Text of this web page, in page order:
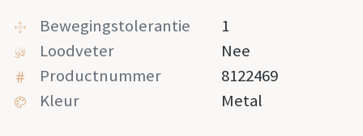
Bewegingstolerantie
1
Loodveter
Nee
Productnummer
8122469
Kleur
Metal